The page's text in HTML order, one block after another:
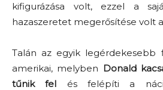
kifigurázása volt, ezzel a
hazaszeretet megerősítése volt
Talán az egyik
amerikai, melyben Donald
tűnik fel és felépíti a náci